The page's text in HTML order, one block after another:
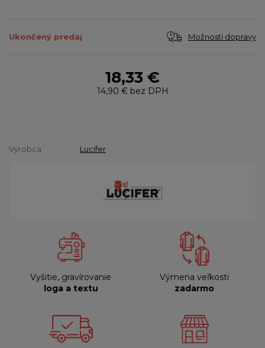
Ukončený predaj Možnosti dopravy
18,33 €
14,90 €bez DPH
Výrobca Lucifer
Vyšitie, gravírovanie
loga a textu
Výmena veľkosti
zadarmo